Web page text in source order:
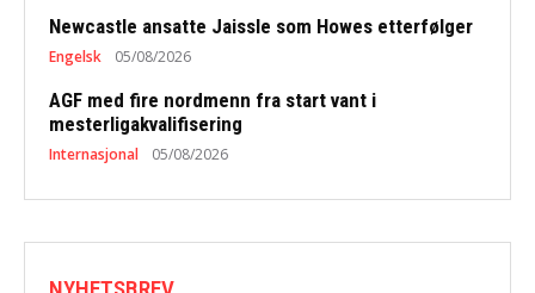
Newcastle ansatte Jaissle som Howes etterfølger
Engelsk 05/08/2026
AGF med fire nordmenn fra start vant i
mesterligakvalifisering
Internasjonal 05/08/2026